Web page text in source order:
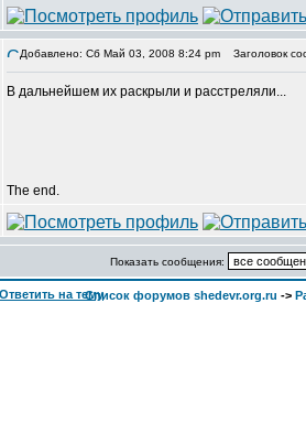
Добавлено: Сб Май 03, 2008 8:24 pm Заголовок
В дальнейшем их раскрыли и расстреляли...
The end.
Показать сообщения:
Список форумов shedevr.org.ru ->